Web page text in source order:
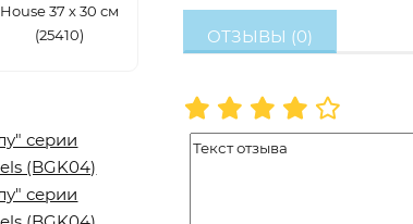
House 37 х 30 см
(25410)
ОТЗЫВЫ (0)